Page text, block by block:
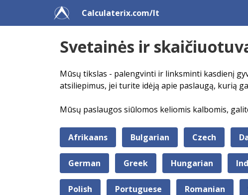
Calculaterix.com/lt
Svetainės ir
Mūsų tikslas - palengvinti ir linksminti kasdienį
atsiliepimus, jei turite idėją apie paslaugą, kurią
Mūsų paslaugos siūlomos keliomis kalbomis,
Afrikaans Bulgarian Czech
German Greek Hungarian
Polish Portuguese Romanian